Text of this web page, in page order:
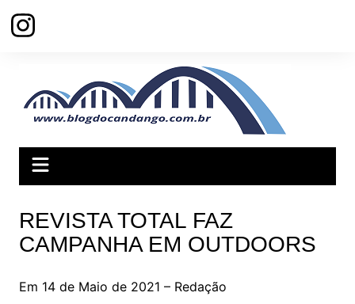
para
REVISTA TOTAL FAZ
CAMPANHA EM OUTDOORS
Em 14 de Maio de 2021 – Redação